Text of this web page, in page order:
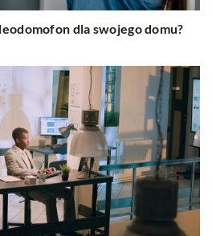
dla swojego domu?